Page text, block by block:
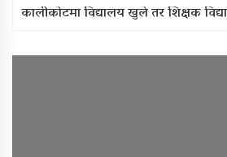
कालीकोटमा विद्यालय खुले तर शिक्षक